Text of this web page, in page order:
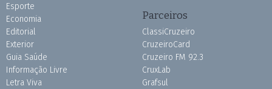
Esporte
Economia
Editorial
Exterior
Guia Saúde
Informação Livre
Letra Viva
Parceiros
ClassiCruzeiro
CruzeiroCard
Cruzeiro FM 92.3
CruxLab
Grafsul